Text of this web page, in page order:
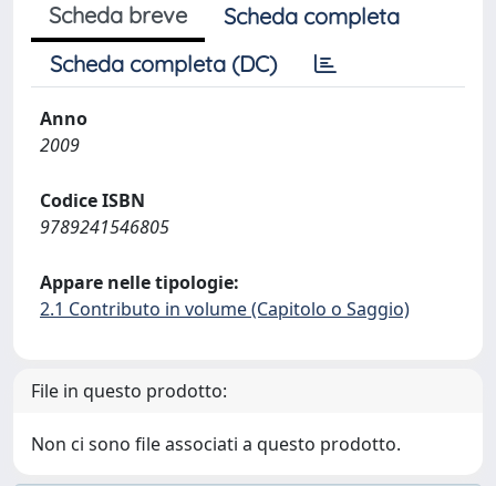
Scheda breve
Scheda completa
Scheda completa (DC)
Anno
2009
Codice ISBN
9789241546805
Appare nelle tipologie:
2.1 Contributo in volume (Capitolo o Saggio)
File in questo prodotto:
Non ci sono file associati a questo prodotto.